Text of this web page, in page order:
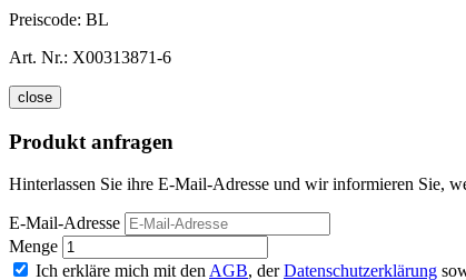
Preiscode: BL
Art. Nr.: X00313871-6
close
Produkt anfragen
Hinterlassen Sie ihre E-Mail-Adresse und wir informieren Sie,
E-Mail-Adresse
Menge
Ich erkläre mich mit den AGB, derDatenschutzerklärung